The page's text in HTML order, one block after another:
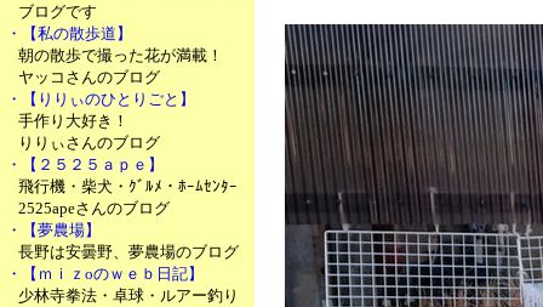
ブログです
・【私の散歩道】
朝の散歩で撮った花が満載！
ヤッコさんのブログ
・【りりぃのひとりごと】
手作り大好き！
りりぃさんのブログ
・【２５２５ａｐｅ】
飛行機・柴犬・ｸﾞﾙﾒ・ﾎｰﾑｾﾝﾀｰ
2525apeさんのブログ
・【夢農場】
長野は安曇野、夢農場のブログ
・【ｍｉｚoのｗｅｂ日記】
少林寺拳法・卓球・ルアー釣り